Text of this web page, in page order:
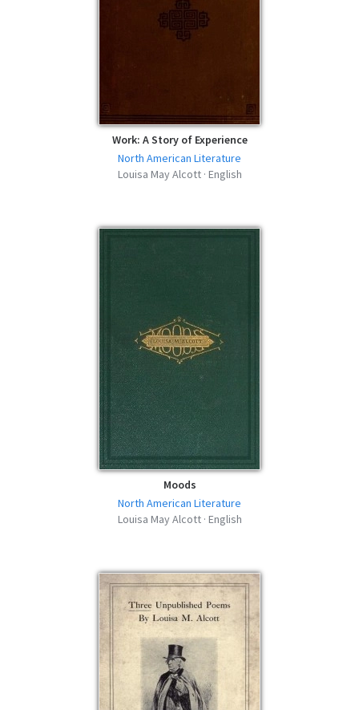
Work: A Story of Experience
North American Literature
Louisa May Alcott · English
Moods
North American Literature
Louisa May Alcott · English